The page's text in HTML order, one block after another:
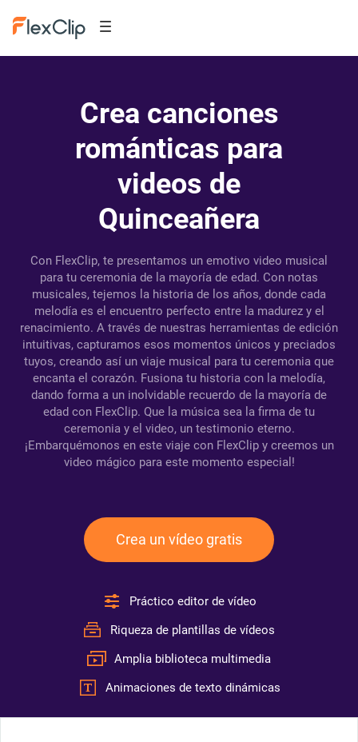
Crea canciones
románticas para
videos de
Quinceañera
Con FlexClip, te presentamos un emotivo video musical
para tu ceremonia de la mayoría de edad. Con notas
musicales, tejemos la historia de los años, donde cada
melodía es el encuentro perfecto entre la madurez y el
renacimiento. A través de nuestras herramientas de edición
intuitivas, capturamos esos momentos únicos y preciados
tuyos, creando así un viaje musical para tu ceremonia que
encanta el corazón. Fusiona tu historia con la melodía,
dando forma a un inolvidable recuerdo de la mayoría de
edad con FlexClip. Que la música sea la firma de tu
ceremonia y el video, un testimonio eterno.
¡Embarquémonos en este viaje con FlexClip y creemos un
video mágico para este momento especial!
Crea un vídeo gratis
Práctico editor de vídeo
Riqueza de plantillas de vídeos
Amplia biblioteca multimedia
Animaciones de texto dinámicas